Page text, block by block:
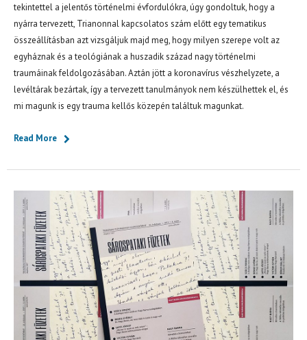
tekintettel a jelentős történelmi évfordulókra, úgy gondoltuk, hogy a
nyárra tervezett, Trianonnal kapcsolatos szám előtt egy tematikus
összeállításban azt vizsgáljuk majd meg, hogy milyen szerepe volt az
egyháznak és a teológiának a huszadik század nagy történelmi
traumáinak feldolgozásában. Aztán jött a koronavírus vészhelyzete, a
levéltárak bezártak, így a tervezett tanulmányok nem készülhettek el, és
mi magunk is egy trauma kellős közepén találtuk magunkat.
Read More